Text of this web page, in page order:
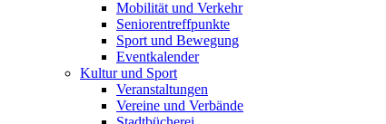
Mobilität und Verkehr
Seniorentreffpunkte
Sport und Bewegung
Eventkalender
Kultur und Sport
Veranstaltungen
Vereine und Verbände